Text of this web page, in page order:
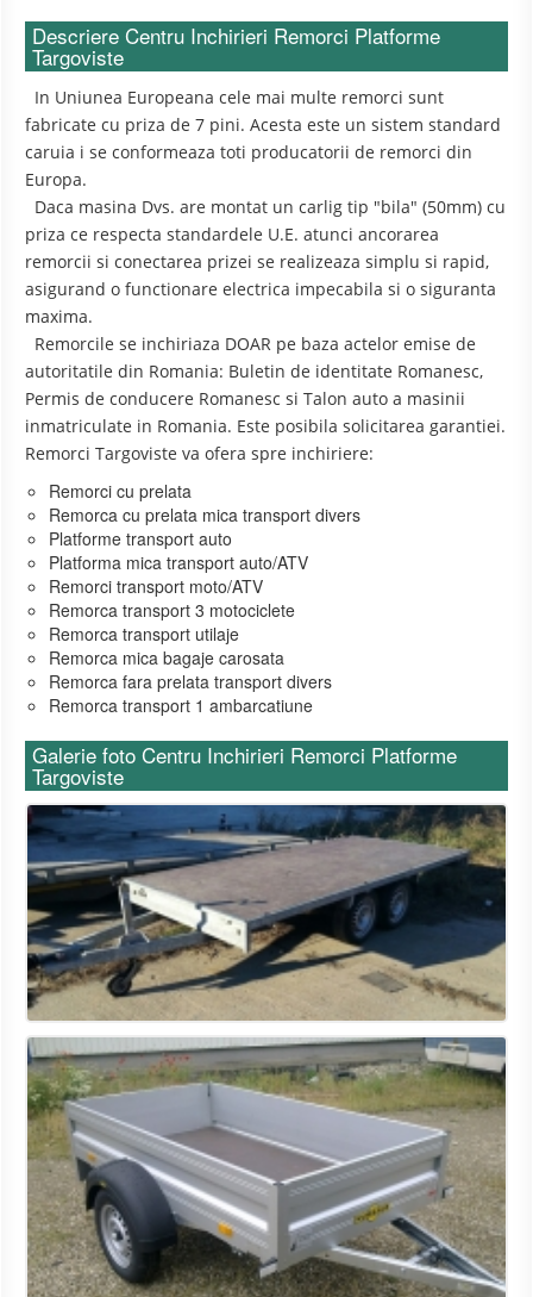
Descriere Centru Inchirieri Remorci Platforme
Targoviste
In Uniunea Europeana cele mai multe remorci sunt
fabricate cu priza de 7 pini. Acesta este un sistem standard
caruia i se conformeaza toti producatorii de remorci din
Europa.
Daca masina Dvs. are montat un carlig tip "bila" (50mm) cu
priza ce respecta standardele U.E. atunci ancorarea
remorcii si conectarea prizei se realizeaza simplu si rapid,
asigurand o functionare electrica impecabila si o siguranta
maxima.
Remorcile se inchiriaza DOAR pe baza actelor emise de
autoritatile din Romania: Buletin de identitate Romanesc,
Permis de conducere Romanesc si Talon auto a masinii
inmatriculate in Romania. Este posibila solicitarea garantiei.
Remorci Targoviste va ofera spre inchiriere:
Remorci cu prelata
Remorca cu prelata mica transport divers
Platforme transport auto
Platforma mica transport auto/ATV
Remorci transport moto/ATV
Remorca transport 3 motociclete
Remorca transport utilaje
Remorca mica bagaje carosata
Remorca fara prelata transport divers
Remorca transport 1 ambarcatiune
Galerie foto Centru Inchirieri Remorci Platforme
Targoviste